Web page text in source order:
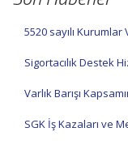
5520 sayılı
Sigortacılık Destek
Varlık Barışı
SGK İş Kazaları ve